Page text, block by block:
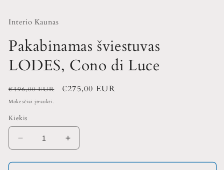
Interio Kaunas
Pakabinamas šviestuvas
LODES, Cono di Luce
Įprasta
kaina
€496,00 EUR
Išpardavimo
€275,00 EUR
Mokesčiai įtraukti.
Kiekis
Sumažinti
Pakabinamas
šviestuvas
Padidinti
Pakabinamas
šviestuvas